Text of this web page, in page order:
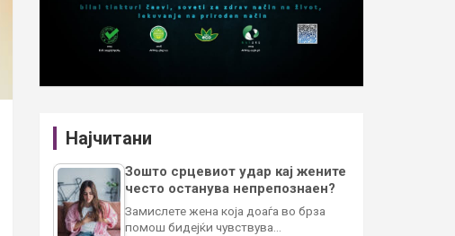
Најчитани
Зошто срцевиот удар кај жените
често останува непрепознаен?
Замислете жена која доаѓа во брза
помош бидејќи чувствува…